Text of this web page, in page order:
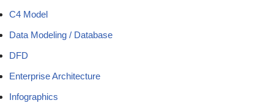
C4 Model
Data Modeling / Database
DFD
Enterprise Architecture
Infographics